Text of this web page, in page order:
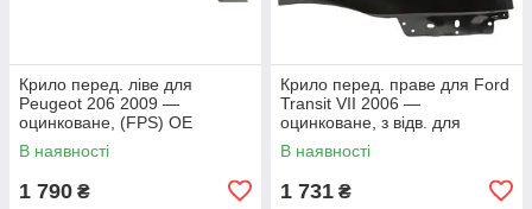
Крило перед. ліве для
Peugeot 206 2009 —
оцинковане, (FPS) OE
7840J4
В наявності
1 790 ₴
Крило перед. праве для Ford
Transit VII 2006 —
оцинковане, з відв. для
поворотника, (FPS) OE
1370602
В наявності
1 731 ₴